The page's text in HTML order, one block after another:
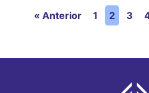
« Anterior 1 2 3